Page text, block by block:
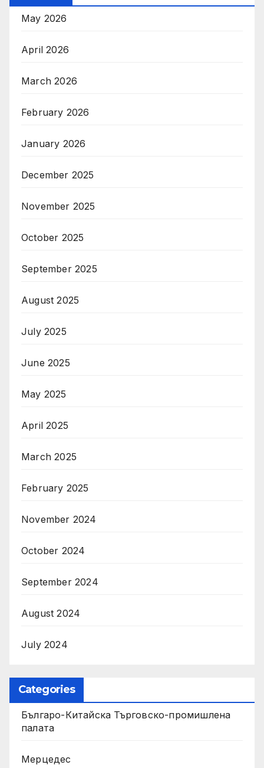
May 2026
April 2026
March 2026
February 2026
January 2026
December 2025
November 2025
October 2025
September 2025
August 2025
July 2025
June 2025
May 2025
April 2025
March 2025
February 2025
November 2024
October 2024
September 2024
August 2024
July 2024
Categories
Българо-Китайска Търговско-промишлена
палaта
Мерцедес